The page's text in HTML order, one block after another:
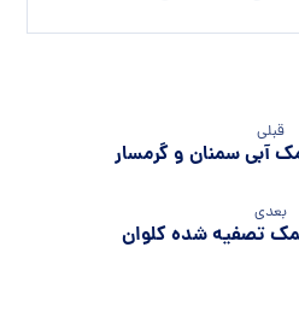
قبلی
آبی سمنان و گرمسار
بعدی
تصفیه شده کلوان